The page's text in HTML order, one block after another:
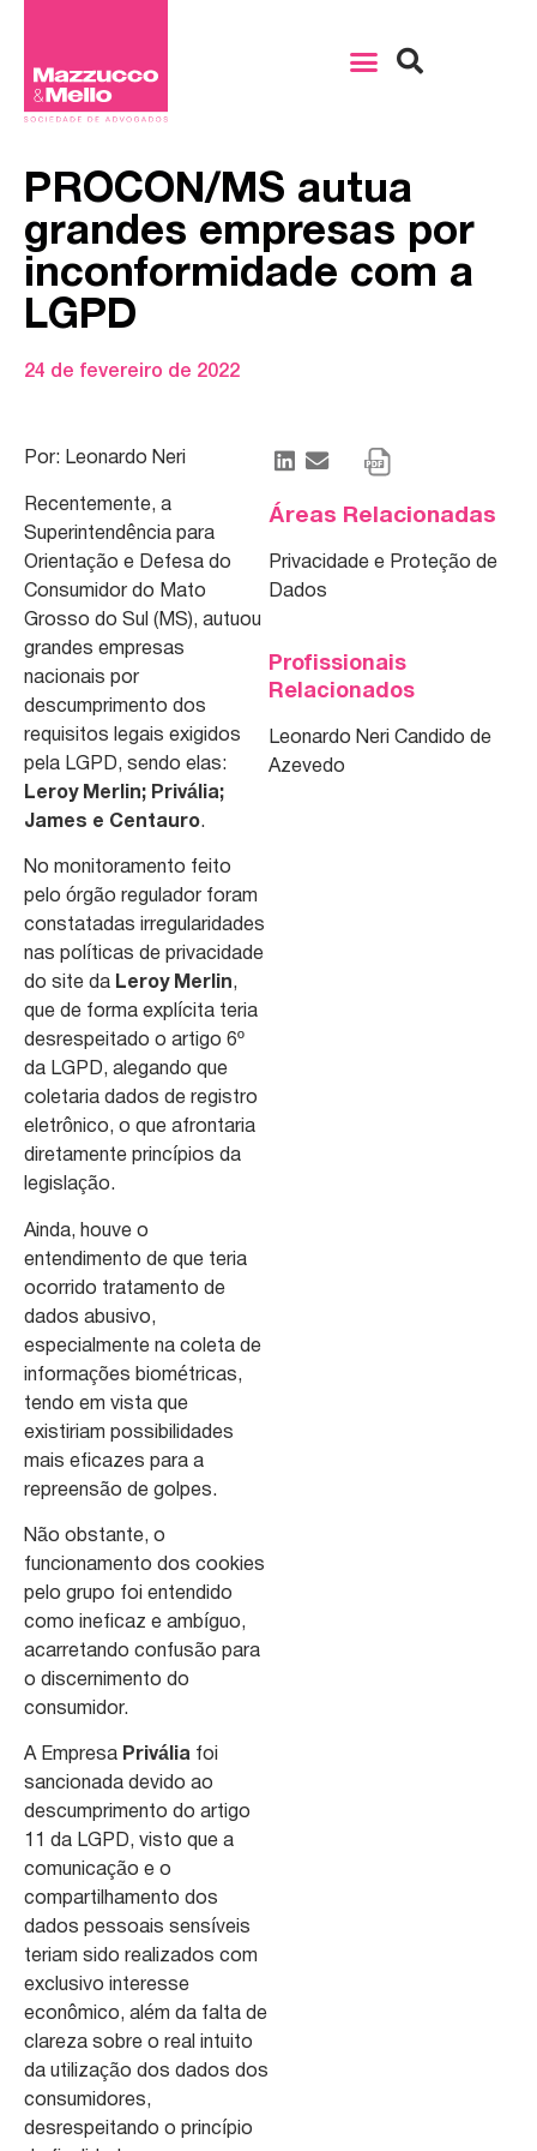
PROCON/MS autua
grandes empresas por
inconformidade com a
LGPD
24 de fevereiro de 2022
Por: Leonardo Neri
Recentemente, a
Superintendência para
Orientação e Defesa do
Consumidor do Mato
Grosso do Sul (MS), autuou
grandes empresas
nacionais por
descumprimento dos
requisitos legais exigidos
pela LGPD, sendo elas:
Leroy Merlin; Privália;
James e Centauro.
No monitoramento feito
pelo órgão regulador foram
constatadas irregularidades
nas políticas de privacidade
do site da Leroy Merlin,
que de forma explícita teria
desrespeitado o artigo 6º
da LGPD, alegando que
coletaria dados de registro
eletrônico, o que afrontaria
diretamente princípios da
legislação.
Ainda, houve o
entendimento de que teria
ocorrido tratamento de
dados abusivo,
especialmente na coleta de
informações biométricas,
tendo em vista que
existiriam possibilidades
mais eficazes para a
repreensão de golpes.
Não obstante, o
funcionamento dos cookies
pelo grupo foi entendido
como ineficaz e ambíguo,
acarretando confusão para
o discernimento do
consumidor.
A Empresa Privália foi
sancionada devido ao
descumprimento do artigo
11 da LGPD, visto que a
comunicação e o
compartilhamento dos
dados pessoais sensíveis
teriam sido realizados com
exclusivo interesse
econômico, além da falta de
clareza sobre o real intuito
da utilização dos dados dos
consumidores,
desrespeitando o princípio
Áreas Relacionadas
Privacidade e Proteção de
Dados
Profissionais
Relacionados
Leonardo Neri Candido de
Azevedo